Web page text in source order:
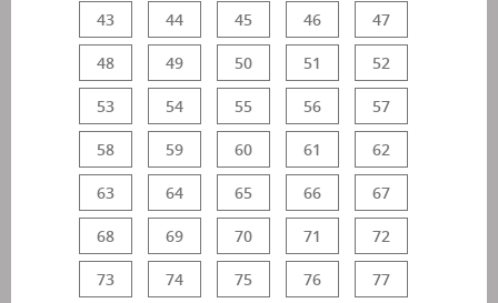
43 44 45 46 47
48 49 50 51 52
53 54 55 56 57
58 59 60 61 62
63 64 65 66 67
68 69 70 71 72
73 74 75 76 77